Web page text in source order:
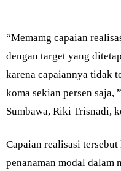
“Memamg capaian
dengan target yang
karena capaiannya tidak
koma sekian persen saja,
Sumbawa, Riki Trisnadi,
Capaian realisasi
penanaman modal dalam